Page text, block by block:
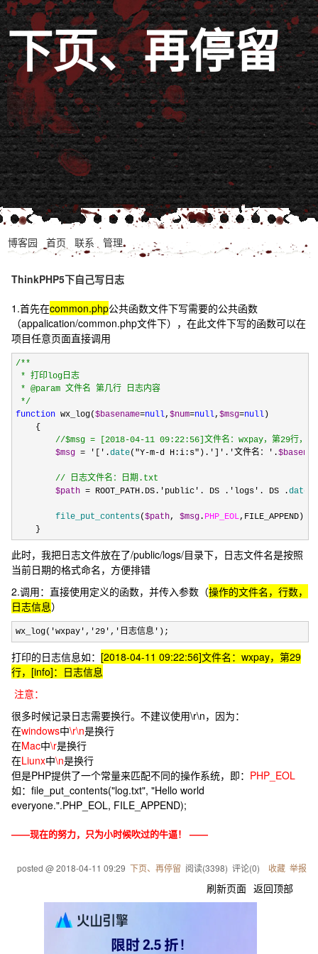
下页、再停留
博客园 首页 联系 管理
ThinkPHP5下自己写日志
1.首先在common.php公共函数文件下写需要的公共函数
（appalication/common.php文件下），在此文件下写的函数可以在
项目任意页面直接调用
/**
* 打印log日志
* @param 文件名 第几行 日志内容
*/
function wx_log($basename=null,$num=null,$msg=null )
    {
//$msg = [2018-04-11 09:22:56]文件名：wxpay，第29行，
$msg = '['.date("Y-m-d H:i:s").']'.'文件名：'.
// 日志文件名：日期.txt
$path = ROOT_PATH.DS.'public'. DS .'logs'. DS .date
file_put_contents($path, $msg . PHP_EOL, FILE_APPEND);
    }
此时，我把日志文件放在了/public/logs/目录下，日志文件名是按照
当前日期的格式命名，方便排错
2.调用：直接使用定义的函数，并传入参数（操作的文件名，行数，
日志信息）
wx_log('wxpay','29','日志信息');
打印的日志信息如：[2018-04-11 09:22:56]文件名：wxpay，第29
行，[info]：日志信息
注意：
很多时候记录日志需要换行。不建议使用\r\n，因为：
在windows中\r\n是换行
在Mac中\r是换行
在Liunx中\n是换行
但是PHP提供了一个常量来匹配不同的操作系统，即： PHP_EOL
如：file_put_contents("log.txt", "Hello world
everyone.".PHP_EOL, FILE_APPEND);
——现在的努力，只为小时候吹过的牛逼！ ——
posted @2018-04-11 09:29 下页、再停留 阅读(3398) 评论(0) 收藏 举报
刷新页面 返回顶部